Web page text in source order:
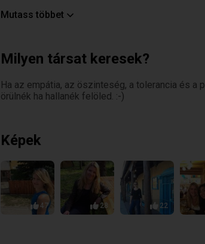
The agent replied, "I'm sorry, sir. I'll be happy to try
The passenger was unimpressed. He asked
the passengers behind him could hear, "DO YOU
Without hesitating, the agent smiled and grabbed
public address microphone. "May I have your
With the folks behind him in line laughing
the man glared at the United Airlines agent,
Without flinching, she smiled and said, "I'm sorry
you'll have to get in line for that, too."
Mutass többet
Milyen társat keresek?
Ha az empátia, az öszinteség, a tolerancia és
örülnék ha hallanék felöled. :-)
Képek
47 28 22